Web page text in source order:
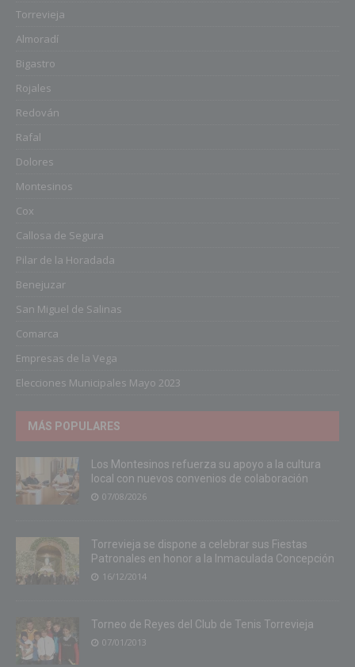
Torrevieja
Almoradí
Bigastro
Rojales
Redován
Rafal
Dolores
Montesinos
Cox
Callosa de Segura
Pilar de la Horadada
Benejuzar
San Miguel de Salinas
Comarca
Empresas de la Vega
Elecciones Municipales Mayo 2023
MÁS POPULARES
Los Montesinos refuerza su apoyo a la cultura
local con nuevos convenios de colaboración
07/08/2026
Torrevieja se dispone a celebrar sus Fiestas
Patronales en honor a la Inmaculada Concepción
16/12/2014
Torneo de Reyes del Club de Tenis Torrevieja
07/01/2013